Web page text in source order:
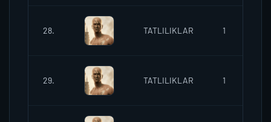
28. TATLILIKLAR 1
29. TATLILIKLAR 1